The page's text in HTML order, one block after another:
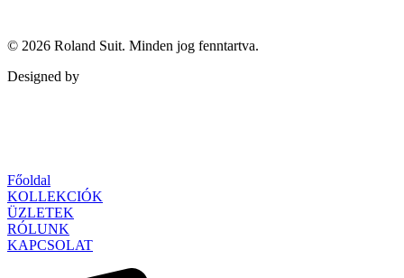
© 2026 Roland Suit. Minden jog fenntartva.
Designed by
Főoldal
KOLLEKCIÓK
ÜZLETEK
RÓLUNK
KAPCSOLAT